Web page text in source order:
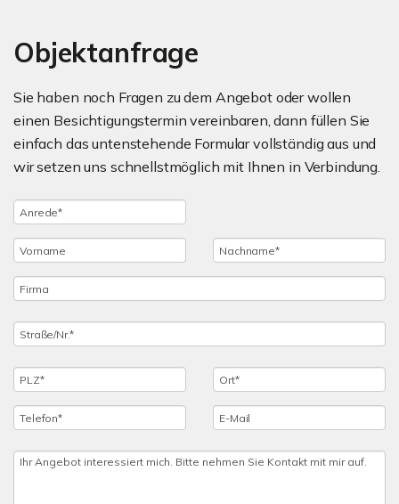
Objektanfrage
Sie haben noch Fragen zu dem Angebot oder wollen
einen Besichtigungstermin vereinbaren, dann füllen Sie
einfach das untenstehende Formular vollständig aus und
wir setzen uns schnellstmöglich mit Ihnen in Verbindung.